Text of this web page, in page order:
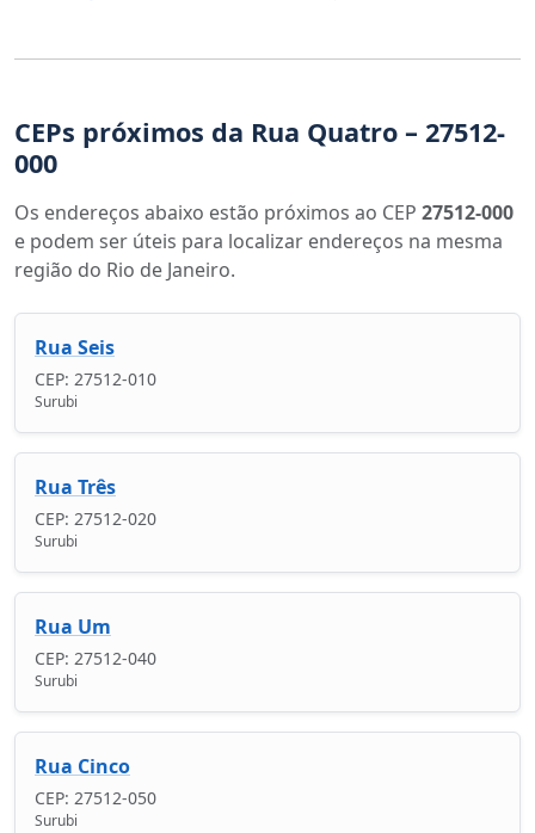
CEPs próximos da Rua Quatro – 27512-
000
Os endereços abaixo estão próximos ao CEP 27512-000
e podem ser úteis para localizar endereços na mesma
região do Rio de Janeiro.
Rua Seis
CEP: 27512-010
Surubi
Rua Três
CEP: 27512-020
Surubi
Rua Um
CEP: 27512-040
Surubi
Rua Cinco
CEP: 27512-050
Surubi